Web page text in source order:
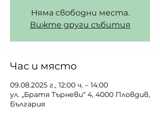
Няма свободни места.
Вижте други събития
Час и място
09.08.2025 г., 12:00 ч. – 14:00
ул. „Братя Търневи“ 4, 4000 Пловдив,
България